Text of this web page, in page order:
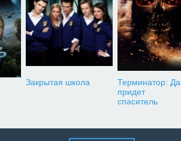
Закрытая школа
Терминатор: Да
придет
спаситель